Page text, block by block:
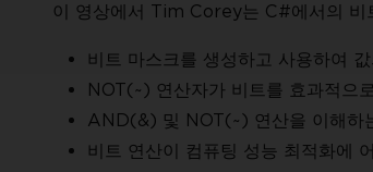
이 영상에서 Tim Corey는 C#에서의 비
비트 마스크를 생성하고 사용하여
NOT(~) 연산자가 비트를 효과적으
AND(&) 및 NOT(~) 연산을 이해하
비트 연산이 컴퓨팅 성능 최적화에